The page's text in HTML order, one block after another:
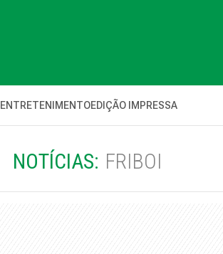
ENTRETENIMENTOEDIÇÃO IMPRESSA
NOTÍCIAS: FRIBOI